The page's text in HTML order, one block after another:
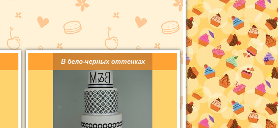
В бело-черных оттенках